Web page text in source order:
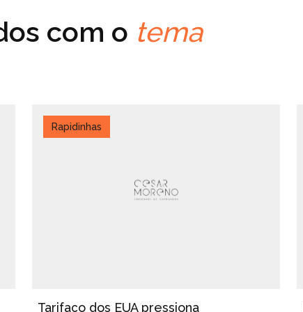
com o tema
Rapidinhas
Tarifaço dos EUA pressiona